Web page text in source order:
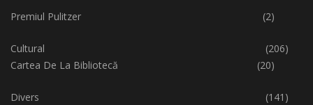
Premiul Pulitzer
(2)
Cultural
(206)
Cartea De La Bibliotecă
(20)
Divers
(141)